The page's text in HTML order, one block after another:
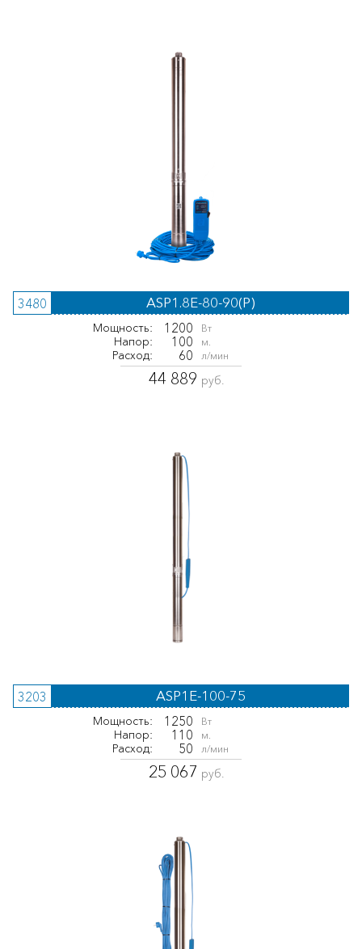
3480 ASP1.8E-80-90(P)
Мощность: 1200 Вт
Напор: 100 м.
Расход: 60 л/мин
44 889 руб.
3203 ASP1E-100-75
Мощность: 1250 Вт
Напор: 110 м.
Расход: 50 л/мин
25 067 руб.